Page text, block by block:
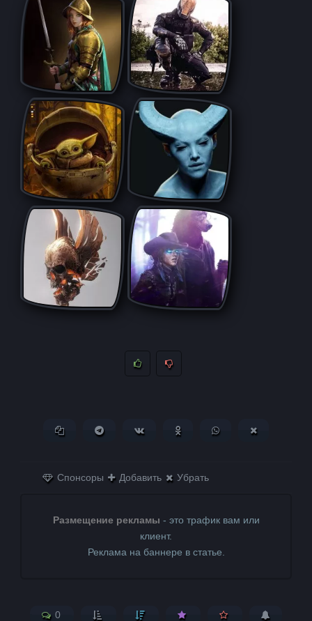
Копировать ссылкуПоделиться в Telegram
Поделиться ВКонтактеПоделиться в
Поделиться в
Спонсоры Добавить Убрать
Размещение рекламы - это трафик вам или
клиент.
Реклама на баннере в статье.
0